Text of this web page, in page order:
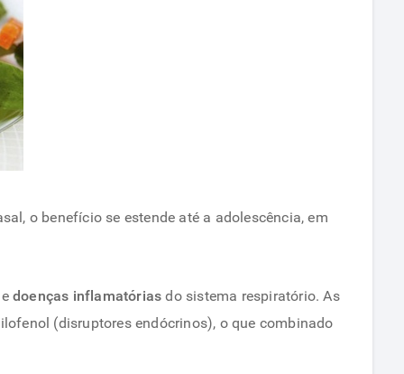
o benefício se estende até a adolescência, em
doenças inflamatórias do sistema respiratório. As
(disruptores endócrinos), o que combinado